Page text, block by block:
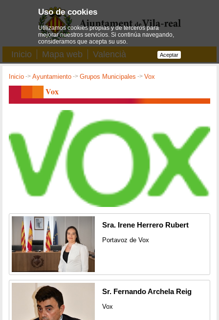
Inicio Mapa web Valencià
Inicio ->Ayuntamiento ->Grupos Municipales ->Vox
Vox
Sra. Irene Herrero Rubert
Portavoz de Vox
Sr. Fernando Archela Reig
Vox
Uso de cookies
Utilizamos cookies propias y de terceros para
mejorar nuestros servicios. Si continúa navegando,
consideramos que acepta su uso.
Aceptar